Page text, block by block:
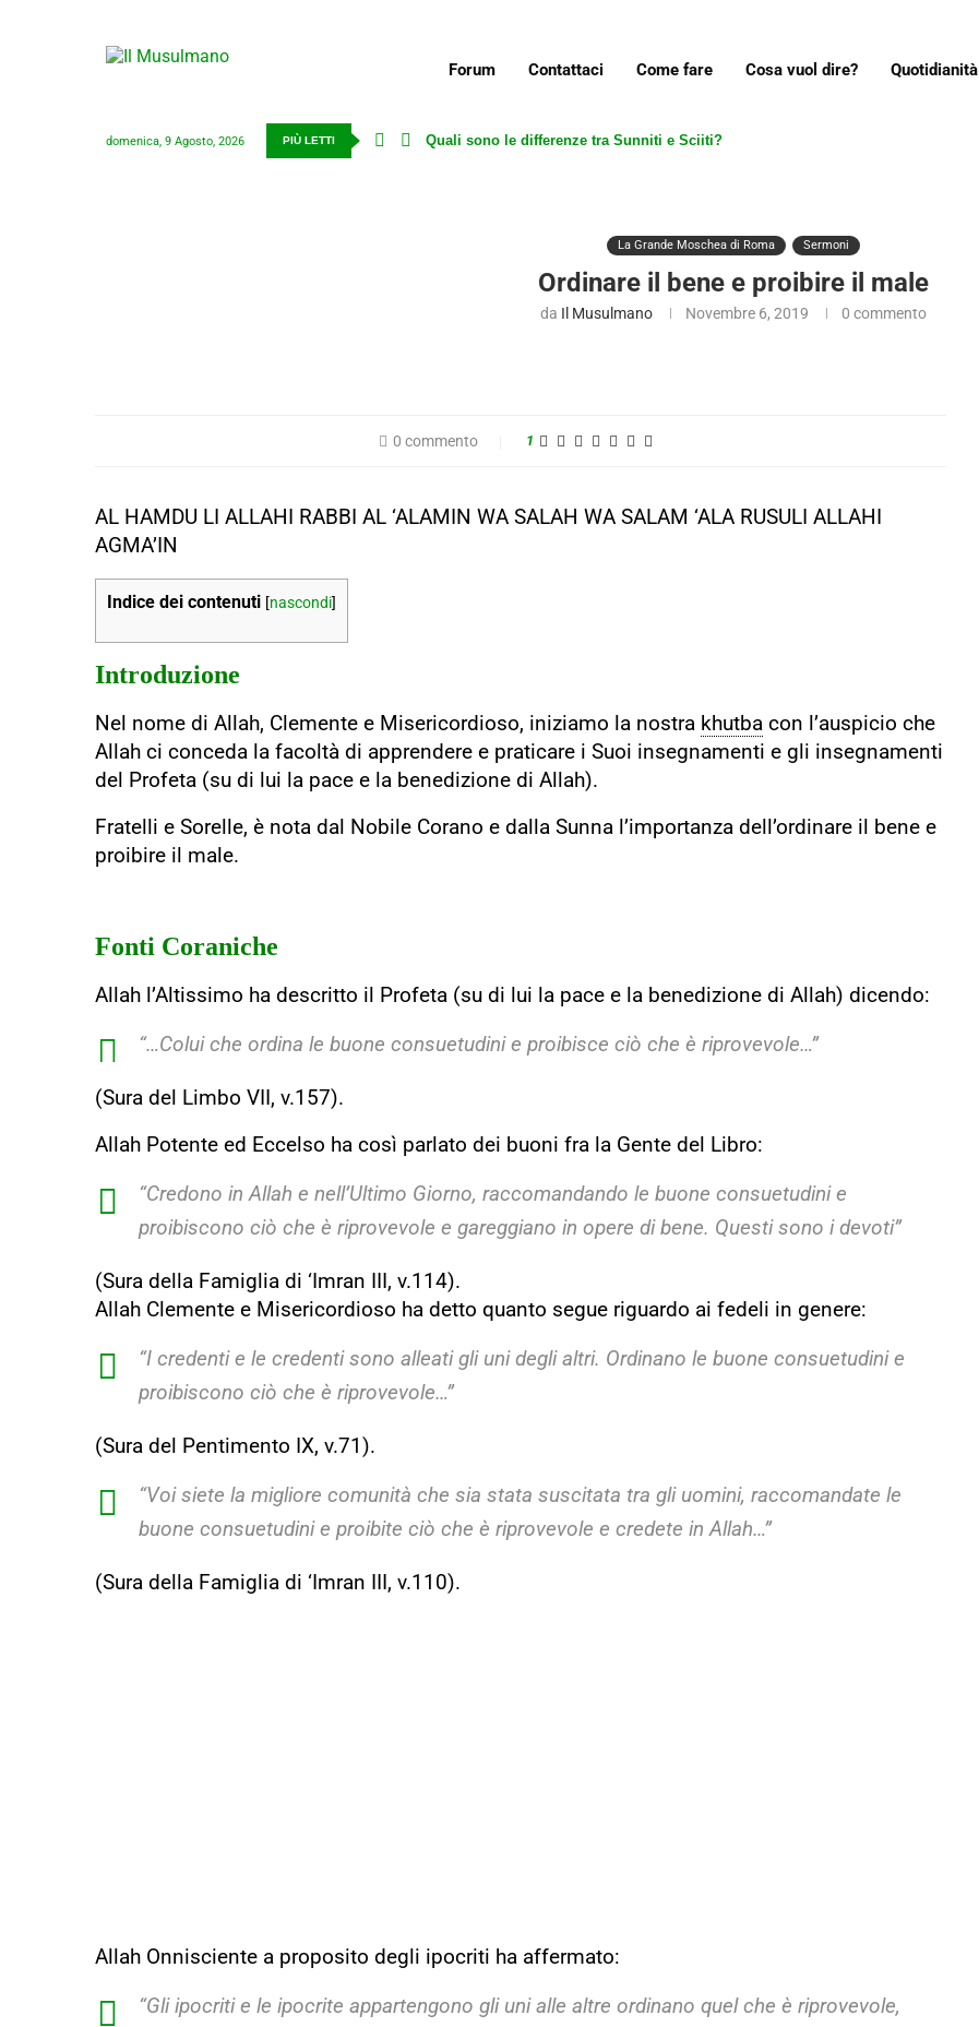
Forum Contattaci Come fare Cosa vuol dire? Quotidianità
domenica, 9 Agosto, 2026 PIÙ LETTI Quali sono le differenze tra Sunniti e Sciiti?
La Grande Moschea di Roma Sermoni
Ordinare il bene e proibire il male
da Il Musulmano Novembre 6, 2019 0 commento
0 commento 1
AL HAMDU LI ALLAHI RABBI AL ‘ALAMIN WA SALAH WA SALAM ‘ALA RUSULI ALLAHI
AGMA’IN
Indice dei contenuti [nascondi]
Introduzione
Nel nome di Allah, Clemente e Misericordioso, iniziamo la nostra khutba con l’auspicio che
Allah ci conceda la facoltà di apprendere e praticare i Suoi insegnamenti e gli insegnamenti
del Profeta (su di lui la pace e la benedizione di Allah).
Fratelli e Sorelle, è nota dal Nobile Corano e dalla Sunna l’importanza dell’ordinare il bene e
proibire il male.
Fonti Coraniche
Allah l’Altissimo ha descritto il Profeta (su di lui la pace e la benedizione di Allah) dicendo:
“…Colui che ordina le buone consuetudini e proibisce ciò che è riprovevole…”
(Sura del Limbo VII, v.157).
Allah Potente ed Eccelso ha così parlato dei buoni fra la Gente del Libro:
“Credono in Allah e nell’Ultimo Giorno, raccomandando le buone consuetudini e
proibiscono ciò che è riprovevole e gareggiano in opere di bene. Questi sono i devoti”
(Sura della Famiglia di ‘Imran III, v.114).
Allah Clemente e Misericordioso ha detto quanto segue riguardo ai fedeli in genere:
“I credenti e le credenti sono alleati gli uni degli altri. Ordinano le buone consuetudini e
proibiscono ciò che è riprovevole…”
(Sura del Pentimento IX, v.71).
“Voi siete la migliore comunità che sia stata suscitata tra gli uomini, raccomandate le
buone consuetudini e proibite ciò che è riprovevole e credete in Allah…”
(Sura della Famiglia di ‘Imran III, v.110).
Allah Onnisciente a proposito degli ipocriti ha affermato:
“Gli ipocriti e le ipocrite appartengono gli uni alle altre ordinano quel che è riprovevole,